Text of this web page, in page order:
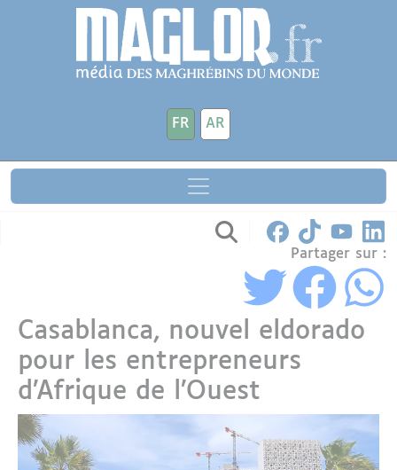
Aller au contenu principal
FR AR
Partager sur :
Casablanca, nouvel eldorado
pour les entrepreneurs
d’Afrique de l’Ouest
Panneau de gestion des cookies